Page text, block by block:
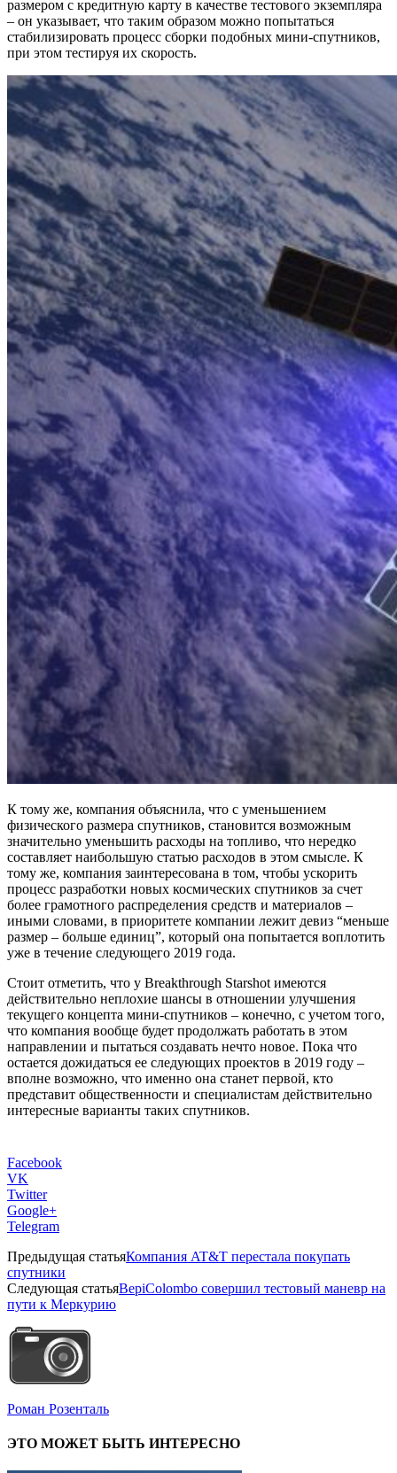
размером с кредитную карту в качестве тестового экземпляра
– он указывает, что таким образом можно попытаться
стабилизировать процесс сборки подобных мини-спутников,
при этом тестируя их скорость.
К тому же, компания объяснила, что с уменьшением
физического размера спутников, становится возможным
значительно уменьшить расходы на топливо, что нередко
составляет наибольшую статью расходов в этом смысле. К
тому же, компания заинтересована в том, чтобы ускорить
процесс разработки новых космических спутников за счет
более грамотного распределения средств и материалов –
иными словами, в приоритете компании лежит девиз “меньше
размер – больше единиц”, который она попытается воплотить
уже в течение следующего 2019 года.
Стоит отметить, что у Breakthrough Starshot имеются
действительно неплохие шансы в отношении улучшения
текущего концепта мини-спутников – конечно, с учетом того,
что компания вообще будет продолжать работать в этом
направлении и пытаться создавать нечто новое. Пока что
остается дожидаться ее следующих проектов в 2019 году –
вполне возможно, что именно она станет первой, кто
представит общественности и специалистам действительно
интересные варианты таких спутников.
Facebook
VK
Twitter
Google+
Telegram
Предыдущая статьяКомпания AT&T перестала покупать
спутники
Следующая статьяBepiColombo совершил тестовый маневр на
пути к Меркурию
Роман Розенталь
ЭТО МОЖЕТ БЫТЬ ИНТЕРЕСНО